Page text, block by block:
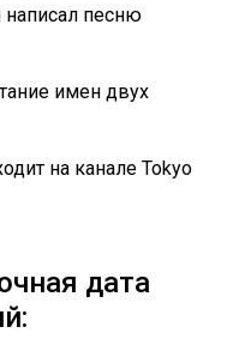
песню
имен двух
на канале Tokyo
дата